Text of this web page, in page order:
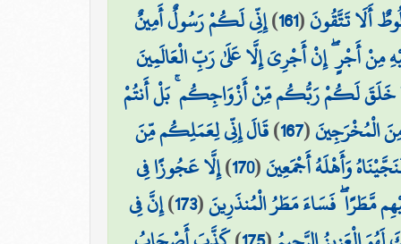
أَلَا تَتَّقُونَ(
161
)إِنِّي لَكُمْ رَسُولٌ أَمِينٌ
مِنْ أَجْرٍ ۖ إِنْ أَجْرِيَ إِلَّا عَلَىٰ رَبِّ الْعَالَمِينَ
خَلَقَ لَكُمْ رَبُّكُم مِّنْ أَزْوَاجِكُم ۚ بَلْ أَنتُمْ
الْمُخْرَجِينَ(
167
)قَالَ إِنِّي لِعَمَلِكُم مِّنَ
وَأَهْلَهُ أَجْمَعِينَ(
170
)إِلَّا عَجُوزًا فِي
مَّطَرًا ۖ فَسَاءَ مَطَرُ الْمُنذَرِينَ(
173
)إِنَّ فِي